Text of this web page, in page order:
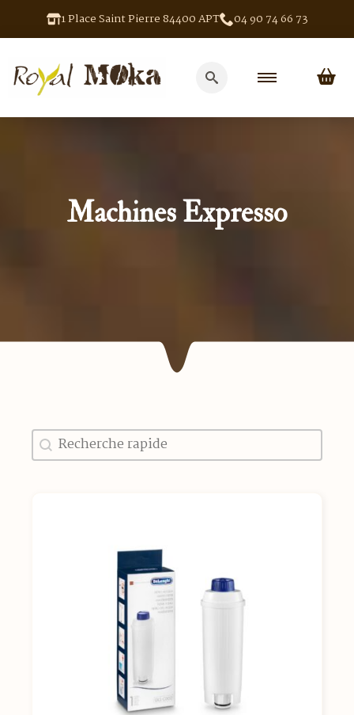
1 Place Saint Pierre 84400 APT 04 90 74 66 73
for:
Machines Expresso
Recherche
Rechercher